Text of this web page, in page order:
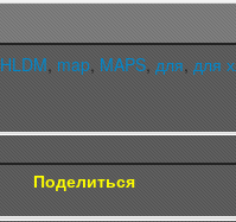
HLDM, map, MAPS для, для
Поделиться